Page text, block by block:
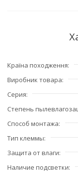
Країна походження
Виробник товара
Серия
Степень
Способ монтажа
Тип клеммы
Защита от влаги
Наличие подсветки